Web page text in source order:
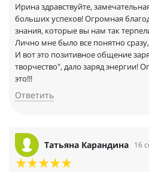
Ирина здравствуйте,
больших успехов! Огромная
знания, которые вы нам так
Лично мне было все понятно
И вот это позитивное общение
творчество", дало заряд энергии!
это!!!
Ответить
Татьяна Карандина 16